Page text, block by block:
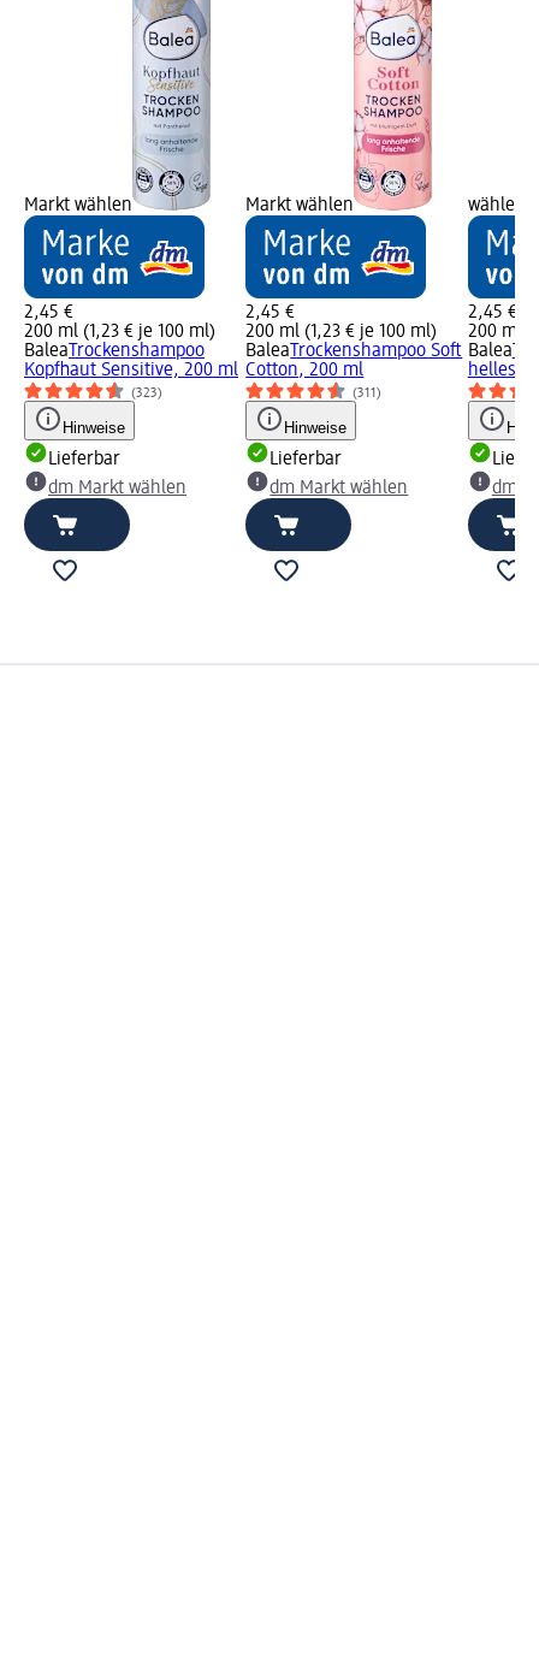
Markt wählen
2,45 €
200 ml (1,23 € je 100 ml)
Balea Trockenshampoo
Kopfhaut Sensitive, 200 ml
(323)
Hinweise
Lieferbar
dm Markt wählen
Markt wählen
2,45 €
200 ml (1,23 € je 100 ml)
Balea Trockenshampoo Soft
Cotton, 200 ml
(311)
Hinweise
Lieferbar
dm Markt wählen
wählen
2,45 €
200 ml
Balea
helles
dm